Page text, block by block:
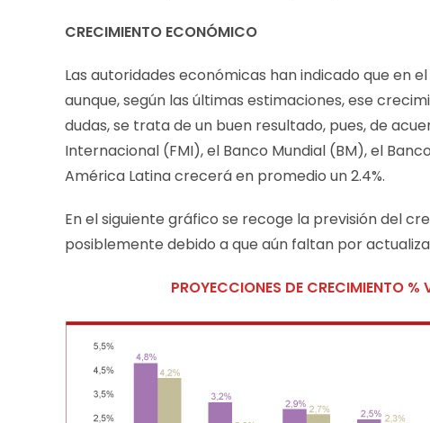
CRECIMIENTO ECONÓMICO
Las autoridades económicas han indicado que en
aunque, según las últimas estimaciones, ese
dudas, se trata de un buen resultado, pues, de
Internacional (FMI), el Banco Mundial (BM), el
América Latina crecerá en promedio un 2.4%.
En el siguiente gráfico se recoge la previsión del
posiblemente debido a que aún faltan por
PROYECCIONES DE CRECIMIENTO %